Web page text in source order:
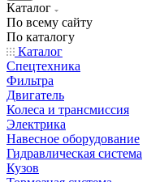
Каталог
По всему сайту
По каталогу
Каталог
Спецтехника
Фильтра
Двигатель
Колеса и трансмиссия
Электрика
Навесное оборудование
Гидравлическая система
Кузов